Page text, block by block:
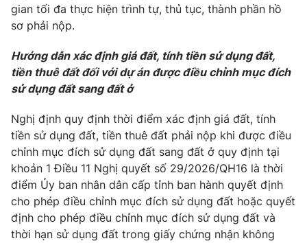
gian tối đa thực hiện trình tự, thủ tục, thành phần hồ
sơ phải nộp.
Hướng dẫn xác định giá đất, tính tiền sử dụng đất,
tiền thuê đất đối với dự án được điều chỉnh mục đích
sử dụng đất sang đất ở
Nghị định quy định thời điểm xác định giá đất, tính
tiền sử dụng đất, tiền thuê đất phải nộp khi được điều
chỉnh mục đích sử dụng đất sang đất ở quy định tại
khoản 1 Điều 11 Nghị quyết số 29/2026/QH16 là thời
điểm Ủy ban nhân dân cấp tỉnh ban hành quyết định
cho phép điều chỉnh mục đích sử dụng đất hoặc quyết
định cho phép điều chỉnh mục đích sử dụng đất và
thời hạn sử dụng đất trong giấy chứng nhận không